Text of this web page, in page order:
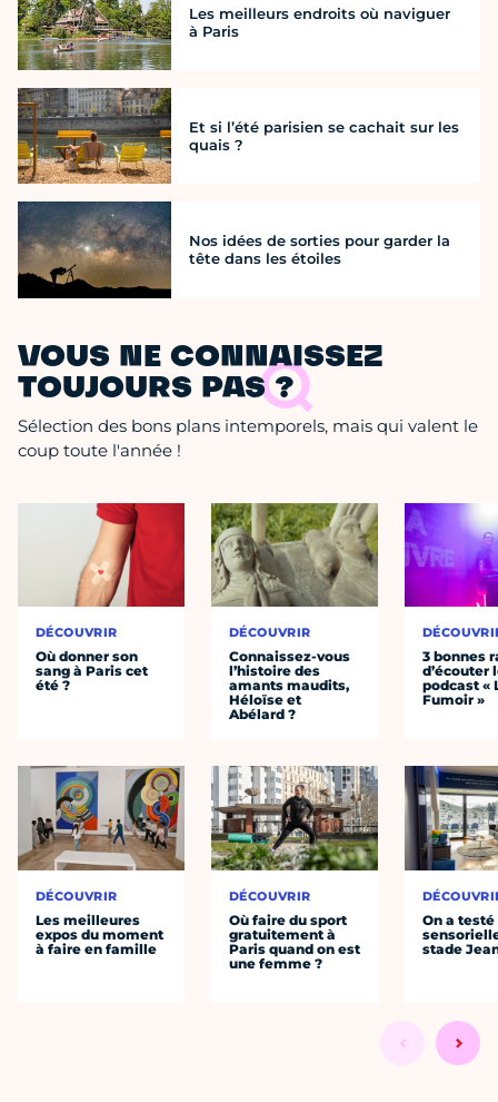
Les meilleurs endroits où naviguer
à Paris
Et si l’été parisien se cachait sur les
quais ?
Nos idées de sorties pour garder la
tête dans les étoiles
VOUS NE CONNAISSEZ
TOUJOURS PAS ?
Sélection des bons plans intemporels, mais qui valent le
coup toute l'année !
DÉCOUVRIR
Où donner son
sang à Paris cet
été ?
DÉCOUVRIR
Les meilleures
expos du moment
à faire en famille
DÉCOUVRIR
Connaissez-vous
l’histoire des
amants maudits,
Héloïse et
Abélard ?
DÉCOUVRIR
Où faire du sport
gratuitement à
Paris quand on est
une femme ?
3 bonnes
d’écouter
podcast «
Fumoir »
On a
stade